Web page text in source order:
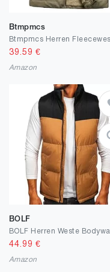
Btmpmcs
39.59 €
Amazon
BOLF
44.99 €
Amazon